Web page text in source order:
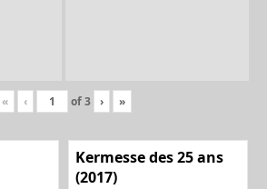
« ‹ of3 › »
Kermesse des 25 ans
(2017)